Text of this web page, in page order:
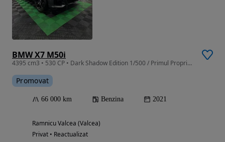
BMW X7 M50i
4395 cm3 • 530 CP • Dark Shadow Edition 1/500 / Primul Proprietar / Stare Perfecta
Promovat
66 000 km Benzina 2021
Ramnicu Valcea (Valcea)
Privat • Reactualizat